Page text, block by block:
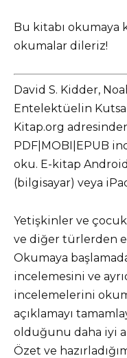
Bu kitabı okumaya
okumalar dileriz!
David S. Kidder,
Entelektüelin
Kitap.org
PDF|MOBI|EPUB
oku. E-kitap
(bilgisayar) veya
Yetişkinler ve
ve diğer türlerden
Okumaya
incelemesini ve
incelemelerini
açıklamayı
olduğunu daha iyi
Özet ve